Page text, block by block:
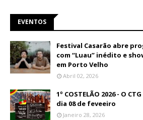
EVENTOS
Festival Casarão abre
com “Luau” inédito e
em Porto Velho
Abril 02, 2026
1º COSTELÃO 2026 - O
dia 08 de feveeiro
Janeiro 28, 2026